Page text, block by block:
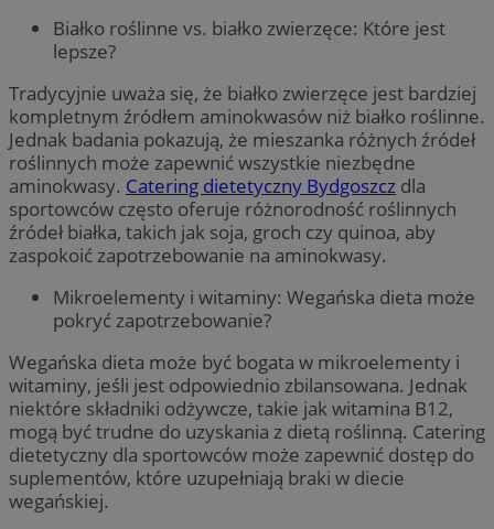
Białko roślinne vs. białko zwierzęce: Które jest
lepsze?
Tradycyjnie uważa się, że białko zwierzęce jest bardziej
kompletnym źródłem aminokwasów niż białko roślinne.
Jednak badania pokazują, że mieszanka różnych źródeł
roślinnych może zapewnić wszystkie niezbędne
aminokwasy. Catering dietetyczny Bydgoszcz dla
sportowców często oferuje różnorodność roślinnych
źródeł białka, takich jak soja, groch czy quinoa, aby
zaspokoić zapotrzebowanie na aminokwasy.
Mikroelementy i witaminy: Wegańska dieta może
pokryć zapotrzebowanie?
Wegańska dieta może być bogata w mikroelementy i
witaminy, jeśli jest odpowiednio zbilansowana. Jednak
niektóre składniki odżywcze, takie jak witamina B12,
mogą być trudne do uzyskania z dietą roślinną. Catering
dietetyczny dla sportowców może zapewnić dostęp do
suplementów, które uzupełniają braki w diecie
wegańskiej.